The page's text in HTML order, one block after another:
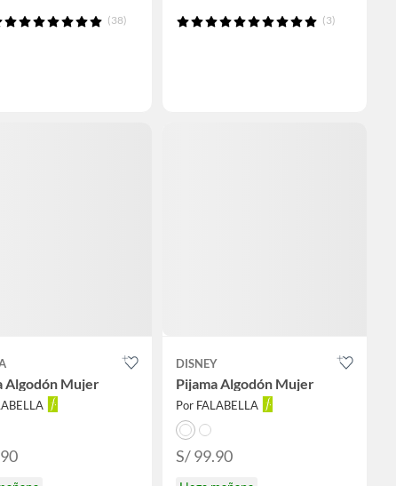
(38) (3)
Algodón Mujer
DISNEY
Pijama Algodón Mujer
Por FALABELLA
S/ 99.90